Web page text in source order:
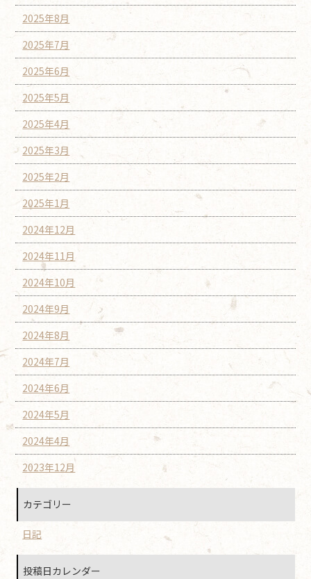
2025年8月
2025年7月
2025年6月
2025年5月
2025年4月
2025年3月
2025年2月
2025年1月
2024年12月
2024年11月
2024年10月
2024年9月
2024年8月
2024年7月
2024年6月
2024年5月
2024年4月
2023年12月
カテゴリー
日記
投稿日カレンダー